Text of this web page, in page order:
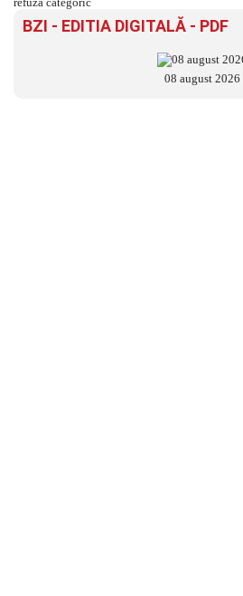
BZI - EDITIA DIGITALĂ - PDF
08 august 2026